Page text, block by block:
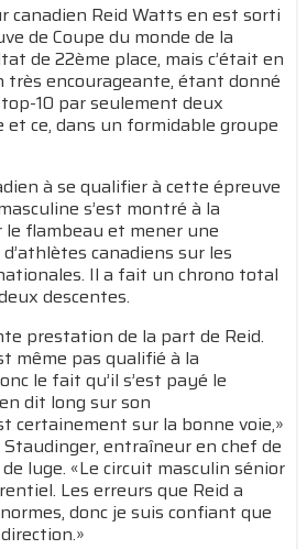
canadien Reid Watts en est sorti
de Coupe du monde de la
de 22ème place, mais c’était en
encourageante, étant donné
10 par seulement deux
et ce, dans un formidable groupe
à se qualifier à cette épreuve
s’est montré à la
flambeau et mener une
canadiens sur les
Il a fait un chrono total
descentes.
prestation de la part de Reid.
même pas qualifié à la
le fait qu’il s’est payé le
dit long sur son
certainement sur la bonne voie,»
entraîneur en chef de
luge. «Le circuit masculin sénior
Les erreurs que Reid a
donc je suis confiant que